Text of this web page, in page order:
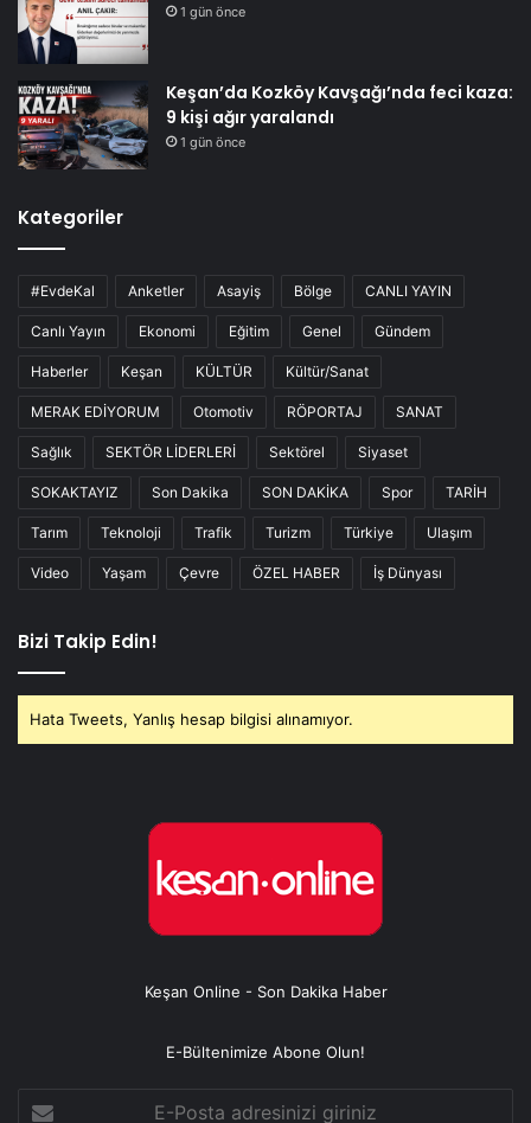
1 gün önce
Keşan’da Kozköy Kavşağı’nda feci kaza:
9 kişi ağır yaralandı
1 gün önce
Kategoriler
#EvdeKal Anketler Asayiş Bölge CANLI YAYIN
Canlı Yayın Ekonomi Eğitim Genel Gündem
Haberler Keşan KÜLTÜR Kültür/Sanat
MERAK EDİYORUM Otomotiv RÖPORTAJ SANAT
Sağlık SEKTÖR LİDERLERİ Sektörel Siyaset
SOKAKTAYIZ Son Dakika SON DAKİKA Spor TARİH
Tarım Teknoloji Trafik Turizm Türkiye Ulaşım
Video Yaşam Çevre ÖZEL HABER İş Dünyası
Bizi Takip Edin!
Hata Tweets, Yanlış hesap bilgisi alınamıyor.
Keşan Online - Son Dakika Haber
E-Bültenimize Abone Olun!